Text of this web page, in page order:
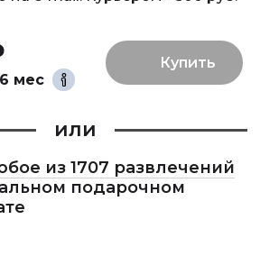
мес
или
из 1707 развлечений
подарочном